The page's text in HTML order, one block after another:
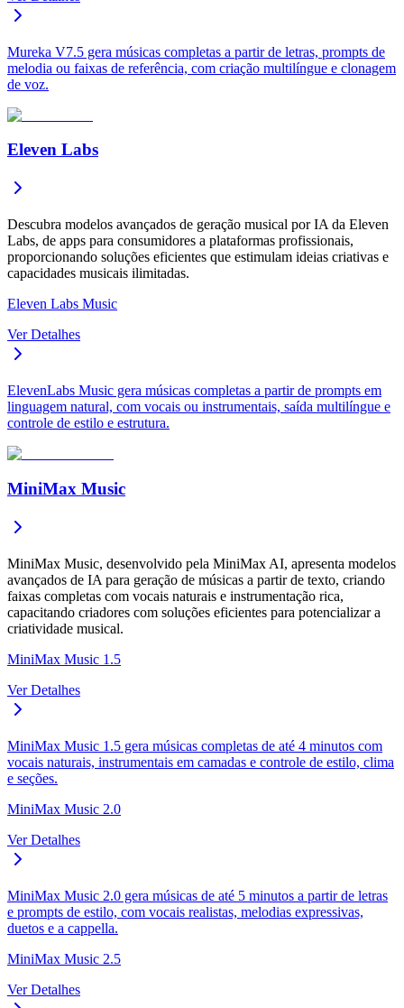
Mureka V7.5 gera músicas completas a partir de letras, prompts de
melodia ou faixas de referência, com criação multilíngue e clonagem
de voz.
Eleven Labs
Descubra modelos avançados de geração musical por IA da Eleven
Labs, de apps para consumidores a plataformas profissionais,
proporcionando soluções eficientes que estimulam ideias criativas e
capacidades musicais ilimitadas.
Eleven Labs Music
Ver Detalhes
ElevenLabs Music gera músicas completas a partir de prompts em
linguagem natural, com vocais ou instrumentais, saída multilíngue e
controle de estilo e estrutura.
MiniMax Music
MiniMax Music, desenvolvido pela MiniMax AI, apresenta modelos
avançados de IA para geração de músicas a partir de texto, criando
faixas completas com vocais naturais e instrumentação rica,
capacitando criadores com soluções eficientes para potencializar a
criatividade musical.
MiniMax Music 1.5
Ver Detalhes
MiniMax Music 1.5 gera músicas completas de até 4 minutos com
vocais naturais, instrumentais em camadas e controle de estilo, clima
e seções.
MiniMax Music 2.0
Ver Detalhes
MiniMax Music 2.0 gera músicas de até 5 minutos a partir de letras
e prompts de estilo, com vocais realistas, melodias expressivas,
duetos e a cappella.
MiniMax Music 2.5
Ver Detalhes